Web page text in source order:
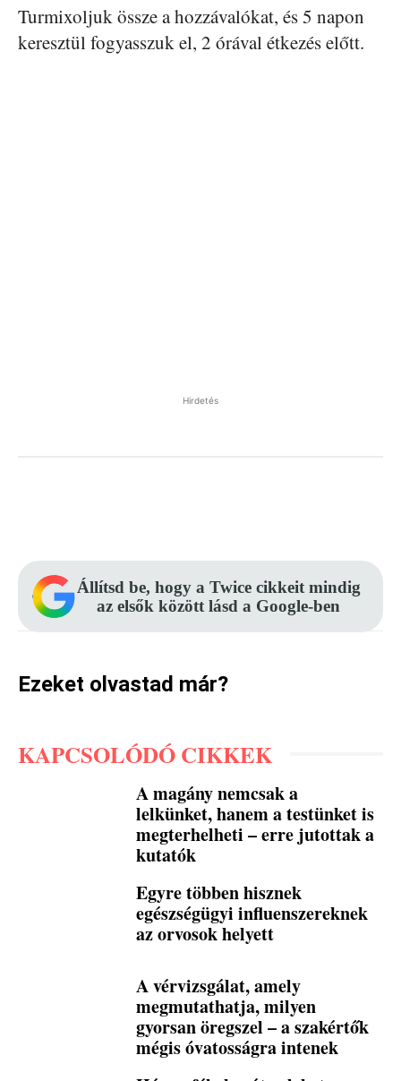
Turmixoljuk össze a hozzávalókat, és 5 napon
keresztül fogyasszuk el, 2 órával étkezés előtt.
Hirdetés
Állítsd be, hogy a Twice cikkeit mindig
az elsők között lásd a Google-ben
Ezeket olvastad már?
KAPCSOLÓDÓ CIKKEK
A magány nemcsak a
lelkünket, hanem a testünket is
megterhelheti – erre jutottak a
kutatók
Egyre többen hisznek
egészségügyi influenszereknek
az orvosok helyett
A vérvizsgálat, amely
megmutathatja, milyen
gyorsan öregszel – a szakértők
mégis óvatosságra intenek